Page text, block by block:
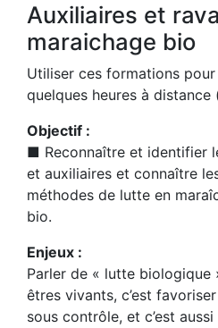
Auxiliaires et
maraichage bio
Utiliser ces formations
quelques heures à distance
Objectif :
■ Reconnaître et identifier
et auxiliaires et connaître
méthodes de lutte en
bio.
Enjeux :
Parler de « lutte biologique
êtres vivants, c’est
sous contrôle, et c’est